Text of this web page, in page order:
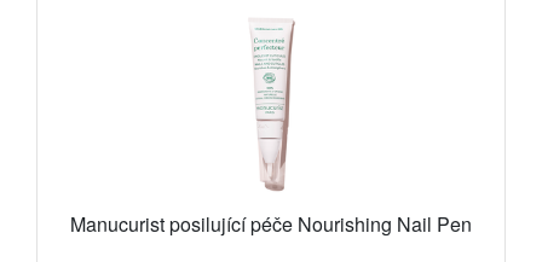
Manucurist posilující péče Nourishing Nail Pen